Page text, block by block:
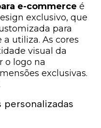
e-commerce é
exclusivo, que
para
utiliza. As cores
visual da
o logo na
exclusivas.
personalizadas